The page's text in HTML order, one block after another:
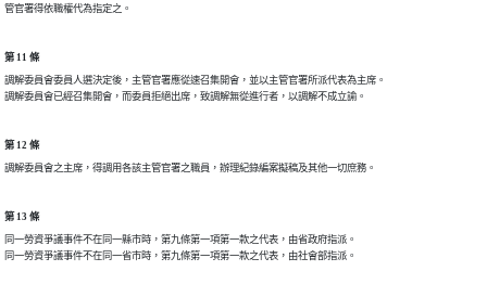
第 11 條
調解委員會委員人選決定後，主管官署應從速召集開會，並以主管官署所派代表為主席。
第 12 條
第 13 條
同一勞資爭議事件不在同一縣市時，第九條第一項第一款之代表，由省政府指派。